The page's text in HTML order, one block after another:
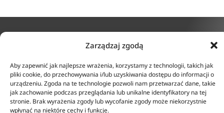
Zarządzaj zgodą
Aby zapewnić jak najlepsze wrażenia, korzystamy z technologii, takich jak
pliki cookie, do przechowywania i/lub uzyskiwania dostępu do informacji o
urządzeniu. Zgoda na te technologie pozwoli nam przetwarzać dane, takie
jak zachowanie podczas przeglądania lub unikalne identyfikatory na tej
stronie. Brak wyrażenia zgody lub wycofanie zgody może niekorzystnie
wpłynąć na niektóre cechy i funkcje.
ul. Tarcice 11, 80-718
Gdańsk
+48 58 342 24 15
Biuro czynne w godzinach
8:00-16:00
O firmie
Regulamin
Polityka prywatności
Płatność i dostawa